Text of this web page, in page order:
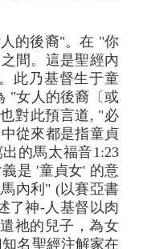
的後裔"。在 "你
間。這是聖經內
此乃基督生于童
"女人的後裔〔或
對此預言道, "必
從來都是指童貞
的馬太福音1:23
是 '童貞女' 的意
內利" (以賽亞書
了神-人基督以肉
祂的兒子，為女
名聖經注解家在